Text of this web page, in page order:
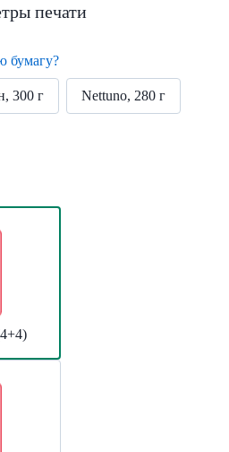
печати
бумагу?
300 г Nettuno, 280 г